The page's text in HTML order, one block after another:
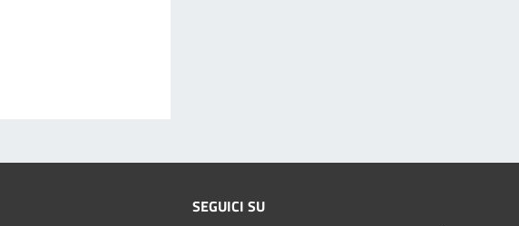
SEGUICI SU